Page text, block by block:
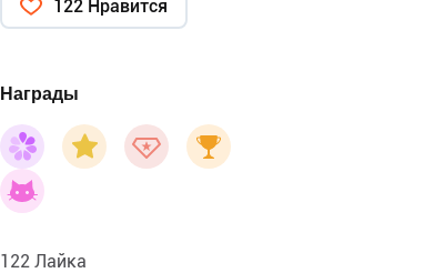
122 Нравится
Награды
122 Лайка